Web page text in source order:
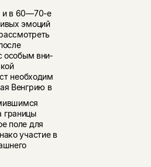
и в 60—70-е
эмоций
особым вни­
необходим
Венгрию в
границы
поле для
участие в